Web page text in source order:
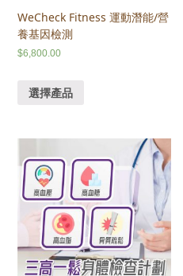
WeCheck Fitness 運動潛能/營
養基因檢測
$6,800.00
選擇產品